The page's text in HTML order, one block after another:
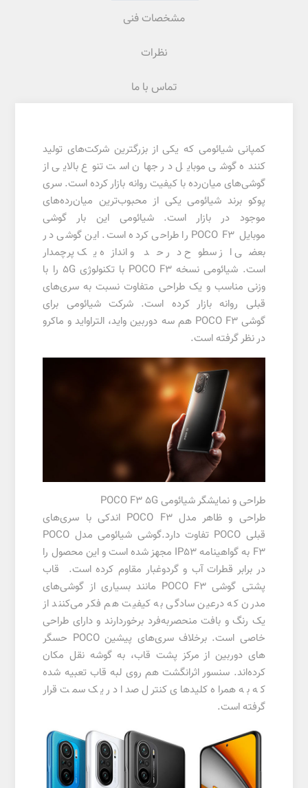
مشخصات فنی
نظرات
تماس با ما
کمپانی شیائومی که یکی از بزرگترین شرکت‌های تولید
کننده گوشی موبایل در جهان است تنوع بالایی از
گوشی‌های میان‌رده با کیفیت روانه بازار کرده است. سری
پوکو برند شیائومی یکی از محبوب‌ترین میان‌رده‌های
موجود در بازار است. شیائومی این بار گوشی
موبایل POCO F3 را طراحی کرده است. این گوشی در
بعضی از سطوح در حد و اندازه یک پرچمدار
است. شیائومی نسخه POCO F3 با تکنولوژی 5G را با
وزنی مناسب و یک طراحی متفاوت نسبت به سری‌های
قبلی روانه بازار کرده است. شرکت شیائومی برای
گوشی POCO F3 هم سه دوربین واید، التراواید و ماکرو
در نظر گرفته است.
طراحی و نمایشگر شیائومی POCO F3 5G
طراحی و ظاهر مدل POCO F3 اندکی با سری‌های
قبلی POCO تفاوت دارد.گوشی شیائومی مدل POCO
F3 به گواهینامه IP53 مجهز شده است و این محصول را
در برابر قطرات آب و گردوغبار مقاوم کرده است. قاب
پشتی گوشی POCO F3 مانند بسیاری از گوشی‌های
مدرن که درعین سادگی به کیفیت هم فکر می‌کنند از
یک رنگ و بافت منحصربه‌فرد برخوردارند و دارای طراحی
خاصی است. برخلاف سری‌های پیشین POCO حسگر
های دوربین از مرکز پشت قاب، به گوشه نقل مکان
کرده‌اند. سنسور اثرانگشت هم روی لبه قاب تعبیه شده
که به همراه کلید‌های کنترل صدا در یک سمت قرار
گرفته است.